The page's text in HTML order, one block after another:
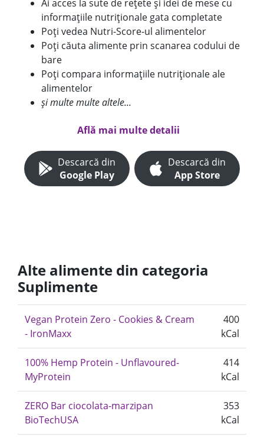
Ai acces la sute de rețete și idei de mese cu
informațiile nutriționale gata completate
Poți vedea Nutri-Score-ul alimentelor
Poți căuta alimente prin scanarea codului de
bare
Poți compara informațiile nutriționale ale
alimentelor
și multe multe altele...
Află mai multe detalii
Descarcă din
Google Play
Descarcă din
App Store
Alte alimente din categoria
Suplimente
Vegan Protein Zero - Cookies & Cream
- IronMaxx
400
kCal
100% Hemp Protein - Unflavoured-
MyProtein
414
kCal
ZERO Bar ciocolata-marzipan
BioTechUSA
353
kCal